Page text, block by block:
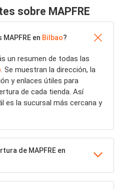
sobre MAPFRE
en Bilbao?
un resumen de todas las
. Se muestran la dirección, la
y enlaces útiles para
de cada tienda. Así
es la sucursal más cercana y
de MAPFRE en